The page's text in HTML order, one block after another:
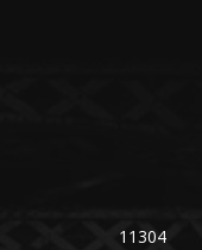
11304